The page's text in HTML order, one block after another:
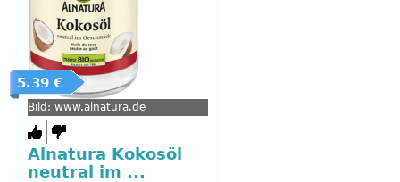
5.39 €
Bild: www.alnatura.de
Alnatura Kokosöl
neutral im ...